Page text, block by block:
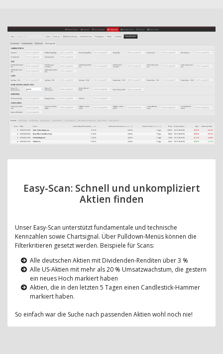
Easy-Scan: Schnell und unkompliziert
Aktien finden
Unser Easy-Scan unterstützt fundamentale und technische
Kennzahlen sowie Chartsignal. Über Pulldown-Menüs können die
Filterkritieren gesetzt werden. Beispiele für Scans:
Alle deutschen Aktien mit Dividenden-Renditen über 3 %
Alle US-Aktien mit mehr als 20 % Umsatzwachstum, die gestern
ein neues Hoch markiert haben
Aktien, die in den letzten 5 Tagen einen Candlestick-Hammer
markiert haben.
So einfach war die Suche nach passenden Aktien wohl noch nie!